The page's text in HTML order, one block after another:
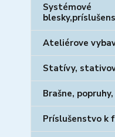
Systémové
Ateliérove
Statívy,
Brašne,
Príslušenstvo k